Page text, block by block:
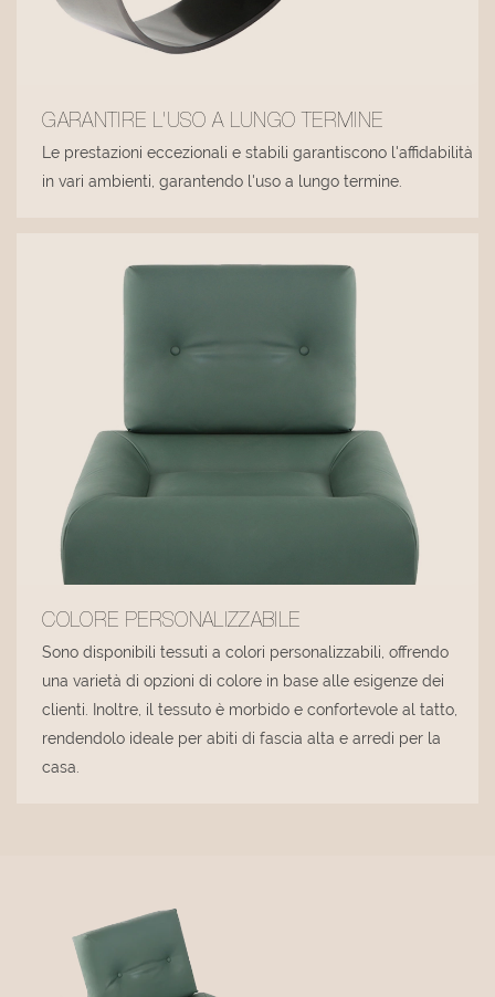
GARANTIRE L'USO A LUNGO TERMINE
Le prestazioni eccezionali e stabili garantiscono l'affidabilità
in vari ambienti, garantendo l'uso a lungo termine.
COLORE PERSONALIZZABILE
Sono disponibili tessuti a colori personalizzabili, offrendo
una varietà di opzioni di colore in base alle esigenze dei
clienti. Inoltre, il tessuto è morbido e confortevole al tatto,
rendendolo ideale per abiti di fascia alta e arredi per la
casa.